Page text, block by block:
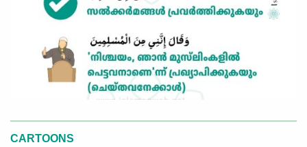
CARTOONS